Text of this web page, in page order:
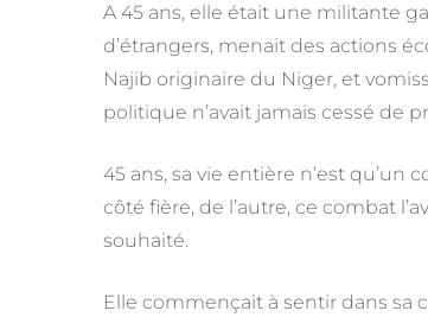
A 45 ans, elle était une militante
d’étrangers, menait des actions
Najib originaire du Niger, et
politique n’avait jamais cessé de
45 ans, sa vie entière n’est qu’un
côté fière, de l’autre, ce combat
souhaité.
Elle commençait à sentir dans sa